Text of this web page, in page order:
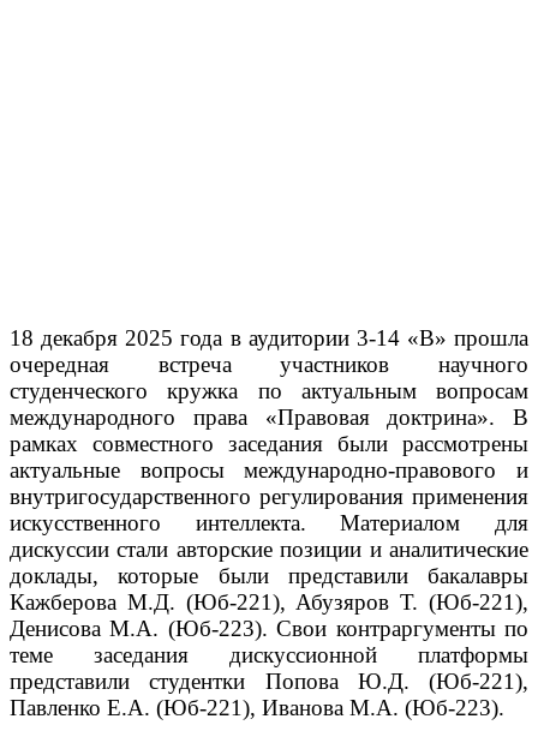
18 декабря 2025 года в аудитории 3-14 «В» прошла
очередная встреча участников научного
студенческого кружка по актуальным вопросам
международного права «Правовая доктрина». В
рамках совместного заседания были рассмотрены
актуальные вопросы международно-правового и
внутригосударственного регулирования применения
искусственного интеллекта. Материалом для
дискуссии стали авторские позиции и аналитические
доклады, которые были представили бакалавры
Кажберова М.Д. (Юб-221), Абузяров Т. (Юб-221),
Денисова М.А. (Юб-223). Свои контраргументы по
теме заседания дискуссионной платформы
представили студентки Попова Ю.Д. (Юб-221),
Павленко Е.А. (Юб-221), Иванова М.А. (Юб-223).